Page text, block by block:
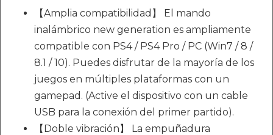
【Amplia compatibilidad】 El mando
inalámbrico new generation es ampliamente
compatible con PS4 / PS4 Pro / PC (Win7 / 8 /
8.1 / 10). Puedes disfrutar de la mayoría de los
juegos en múltiples plataformas con un
gamepad. (Active el dispositivo con un cable
USB para la conexión del primer partido).
【Doble vibración】 La empuñadura